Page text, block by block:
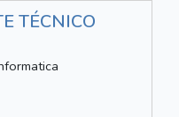
TÉCNICO